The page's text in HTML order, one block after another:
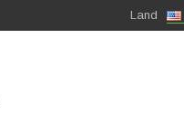
Land